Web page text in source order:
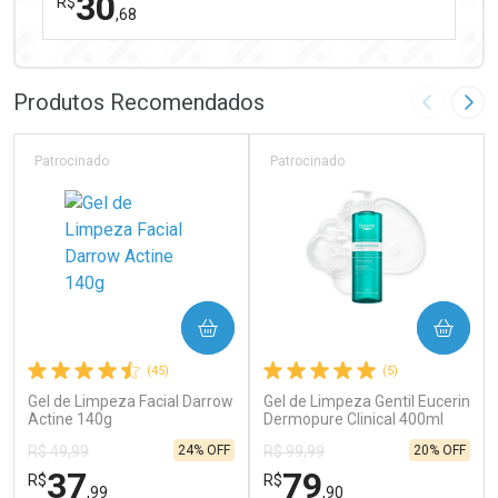
,68
Laboratório
Comprar sem Desconto
Por Menos
Comprar sem Desconto
Produtos Recomendados Imagem
(45)
Gel de Limpeza Facial Darrow
Actine 140g
Patrocinado
R$ 49,99
R$37,99
24% OFF
COMPRAR
(5)
Gel de Limpeza Gentil Eucerin
Dermopure Clinical 400ml
Patrocinado
R$ 99,99
R$79,90
20% OFF
COMPRAR